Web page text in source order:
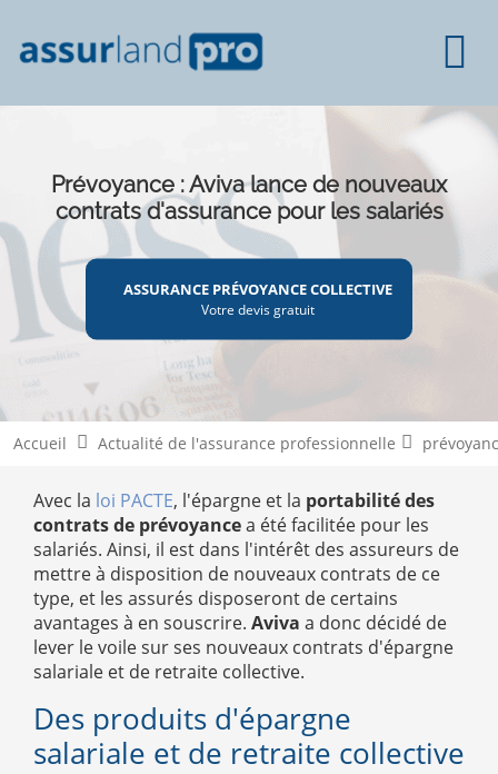
Prévoyance : Aviva lance de nouveaux
contrats d'assurance pour les salariés
ASSURANCE PRÉVOYANCE COLLECTIVE
Votre devis gratuit
Accueil Actualité de l'assurance professionnelle
Avec la loi PACTE, l'épargne et la portabilité des
contrats de prévoyancea été facilitée pour les
salariés. Ainsi, il est dans l'intérêt des assureurs de
mettre à disposition de nouveaux contrats de ce
type, et les assurés disposeront de certains
avantages à en souscrire. Aviva a donc décidé de
lever le voile sur ses nouveaux contrats d'épargne
salariale et de retraite collective.
Des produits d'épargne
salariale et de retraite collective